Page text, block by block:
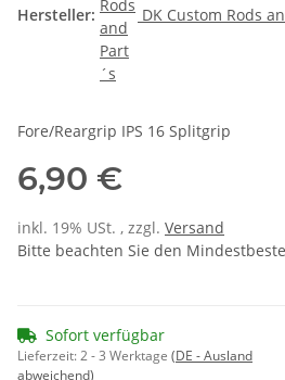
Hersteller: DK Custom Rods
Fore/Reargrip IPS 16 Splitgrip
6,90 €
inkl. 19% USt. , zzgl. Versand
Bitte beachten Sie den
Sofort verfügbar
Lieferzeit:2 - 3 Werktage (DE - Ausland
abweichend)